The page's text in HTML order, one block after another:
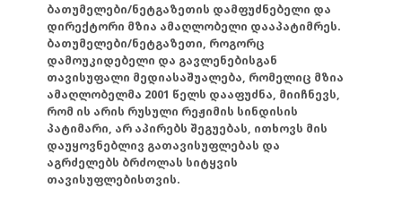
ბათუმელები/ნეტგაზეთის დამფუძნებელი და
დირექტორი მზია ამაღლობელი დააპატიმრეს.
ბათუმელები/ნეტგაზეთი, როგორც
დამოუკიდებელი და გავლენებისგან
თავისუფალი მედიასაშუალება, რომელიც მზია
ამაღლობელმა 2001 წელს დააფუძნა, მიიჩნევს,
რომ ის არის რუსული რეჟიმის სინდისის
პატიმარი, არ აპირებს შეგუებას, ითხოვს მის
დაუყოვნებლივ გათავისუფლებას და
აგრძელებს ბრძოლას სიტყვის
თავისუფლებისთვის.